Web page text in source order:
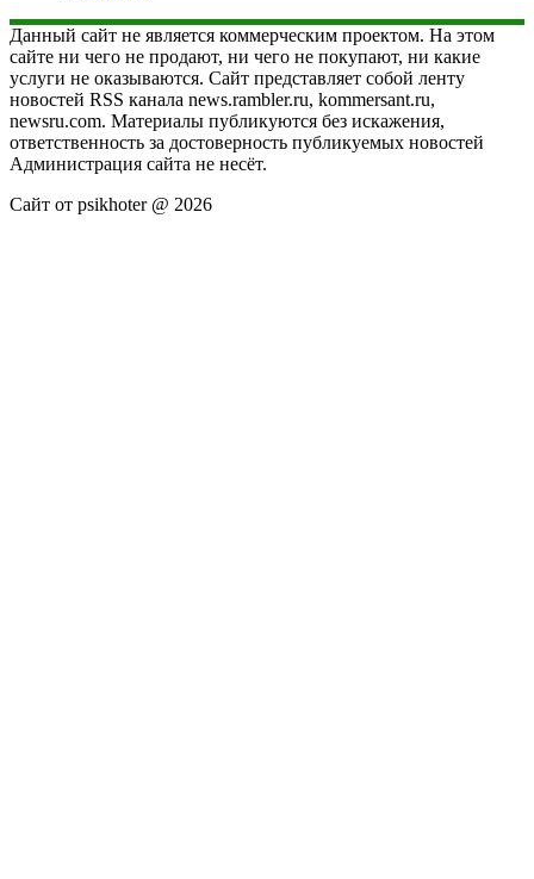
Данный сайт не является коммерческим проектом. На этом
сайте ни чего не продают, ни чего не покупают, ни какие
услуги не оказываются. Сайт представляет собой ленту
новостей RSS канала news.rambler.ru, kommersant.ru,
newsru.com. Материалы публикуются без искажения,
ответственность за достоверность публикуемых новостей
Администрация сайта не несёт.
Сайт от psikhoter @ 2026